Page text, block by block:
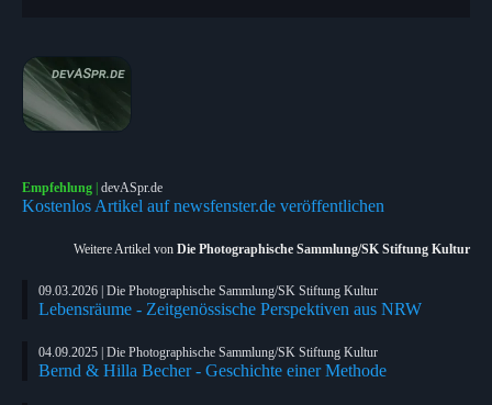
Empfehlung devASpr.de
Kostenlos Artikel auf newsfenster.de veröffentlichen
Weitere Artikel von Die Photographische Sammlung/SK Stiftung Kultur
09.03.2026 | Die Photographische Sammlung/SK Stiftung Kultur
Lebensräume - Zeitgenössische Perspektiven aus NRW
04.09.2025 | Die Photographische Sammlung/SK Stiftung Kultur
Bernd & Hilla Becher - Geschichte einer Methode